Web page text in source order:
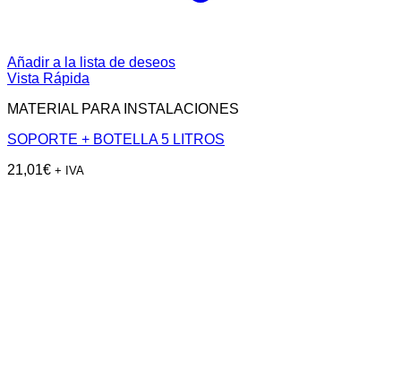
Añadir a la lista de deseos
Vista Rápida
MATERIAL PARA INSTALACIONES
SOPORTE + BOTELLA 5 LITROS
21,01€ + IVA